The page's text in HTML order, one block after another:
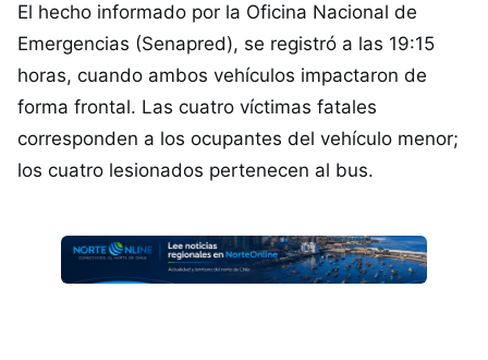
El hecho informado por la Oficina Nacional de
Emergencias (Senapred), se registró a las 19:15
horas, cuando ambos vehículos impactaron de
forma frontal. Las cuatro víctimas fatales
corresponden a los ocupantes del vehículo menor;
los cuatro lesionados pertenecen al bus.